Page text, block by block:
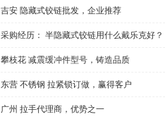
吉安 隐藏式铰链批发，企业推荐
采购经历： 半隐藏式铰链用什么戴乐克好？
攀枝花 减震缓冲件型号，铸造品质
东营 不锈钢 拉紧锁订做，赢得客户
广州 拉手代理商，优势之一